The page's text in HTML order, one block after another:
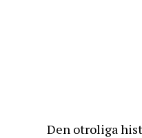
Den otroliga